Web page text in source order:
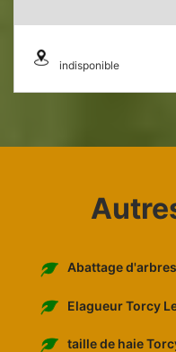
indisponible
Abattage
Elagueur Torcy
taille de haie